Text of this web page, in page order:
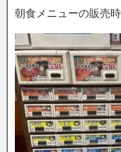
朝食メニューの販売